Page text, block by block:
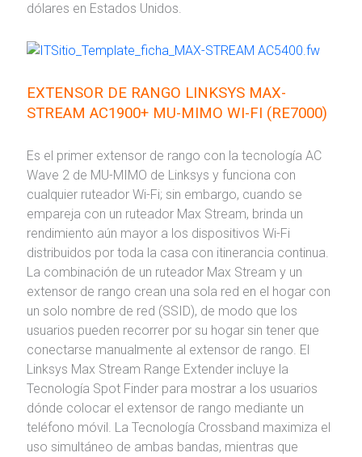
dólares en Estados Unidos.
EXTENSOR DE RANGO LINKSYS MAX-
STREAM AC1900+ MU-MIMO WI-FI (RE7000)
Es el primer extensor de rango con la tecnología AC
Wave 2 de MU-MIMO de Linksys y funciona con
cualquier ruteador Wi-Fi; sin embargo, cuando se
empareja con un ruteador Max Stream, brinda un
rendimiento aún mayor a los dispositivos Wi-Fi
distribuidos por toda la casa con itinerancia continua.
La combinación de un ruteador Max Stream y un
extensor de rango crean una sola red en el hogar con
un solo nombre de red (SSID), de modo que los
usuarios pueden recorrer por su hogar sin tener que
conectarse manualmente al extensor de rango. El
Linksys Max Stream Range Extender incluye la
Tecnología Spot Finder para mostrar a los usuarios
dónde colocar el extensor de rango mediante un
teléfono móvil. La Tecnología Crossband maximiza el
uso simultáneo de ambas bandas, mientras que